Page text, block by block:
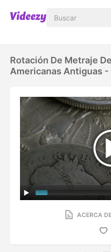
Rotación De Metraje
Americanas Antiguas -
ACERCA